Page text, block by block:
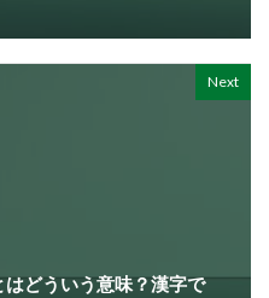
Next
どういう意味？漢字で